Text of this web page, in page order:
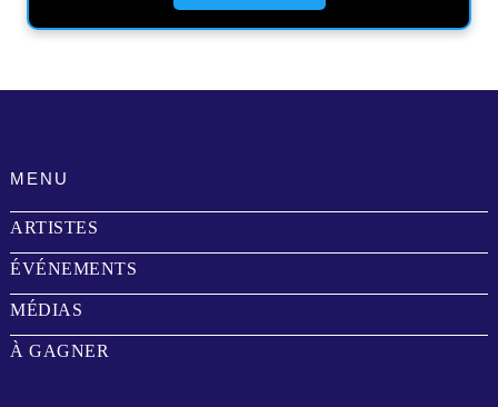
MENU
ARTISTES
ÉVÉNEMENTS
MÉDIAS
À GAGNER